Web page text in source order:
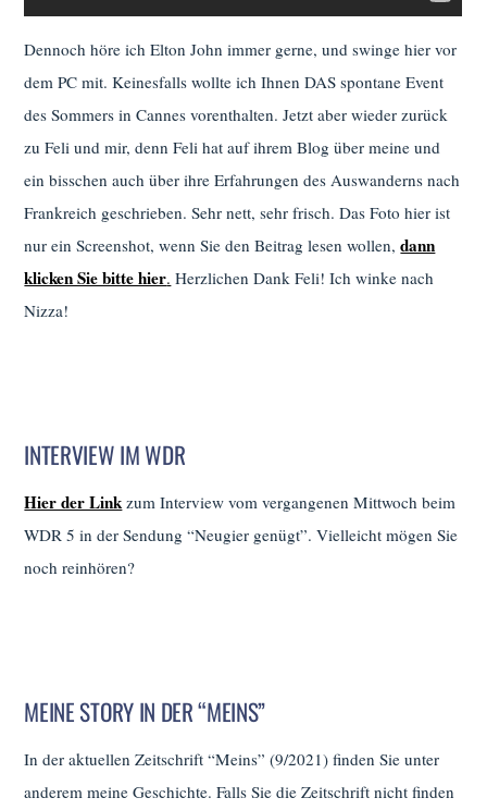
Dennoch höre ich Elton John immer gerne, und swinge hier vor
dem PC mit. Keinesfalls wollte ich Ihnen DAS spontane Event
des Sommers in Cannes vorenthalten. Jetzt aber wieder zurück
zu Feli und mir, denn Feli hat auf ihrem Blog über meine und
ein bisschen auch über ihre Erfahrungen des Auswanderns nach
Frankreich geschrieben. Sehr nett, sehr frisch. Das Foto hier ist
nur ein Screenshot, wenn Sie den Beitrag lesen wollen,dann
klicken Sie bitte hier. Herzlichen Dank Feli! Ich winke nach
Nizza!
INTERVIEW IM WDR
Hier der Linkzum Interview vom vergangenen Mittwoch beim
WDR 5 in der Sendung “Neugier genügt”. Vielleicht mögen Sie
noch reinhören?
MEINE STORY IN DER “MEINS”
In der aktuellen Zeitschrift “Meins” (9/2021) finden Sie unter
anderem meine Geschichte. Falls Sie die Zeitschrift nicht finden